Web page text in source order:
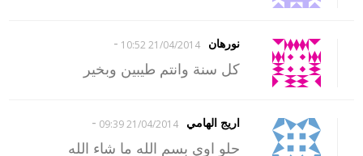
نورهان 21/04/2014 10:52
-
كل سنة وانتم طيبين وبخير
اريج الهامي 21/04/2014 09:39
-
حلو اوي بسم الله ما شاء الله